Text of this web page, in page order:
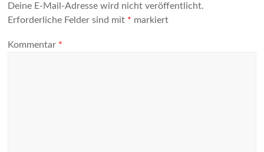
Deine E-Mail-Adresse wird nicht veröffentlicht.
Erforderliche Felder sind mit * markiert
Kommentar *